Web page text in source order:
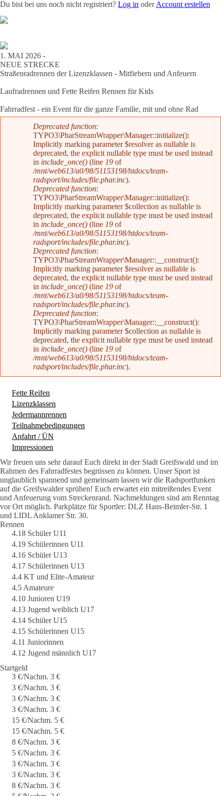
Du bist bei uns noch nicht registriert? Log in oderAccount erstellen
1. MAI 2026 -
NEUE STRECKE
Straßenradrennen der Lizenzklassen - Mitfiebern und Anfeuern
Laufradrennen und Fette Reifen Rennen für Kids
Fahrradfest - ein Event für die ganze Familie, mit und ohne Rad
Fehlermeldung
Deprecated function:
TYPO3\PharStreamWrapper\Manager::initialize():
Implicitly marking parameter $resolver as nullable is
deprecated, the explicit nullable type must be used instead
in include_once() (line 19 of
/mnt/web613/a0/98/51153198/htdocs/team-
radsport/includes/file.phar.inc).
Deprecated function:
TYPO3\PharStreamWrapper\Manager::initialize():
Implicitly marking parameter $collection as nullable is
deprecated, the explicit nullable type must be used instead
in include_once() (line 19 of
/mnt/web613/a0/98/51153198/htdocs/team-
radsport/includes/file.phar.inc).
Deprecated function:
TYPO3\PharStreamWrapper\Manager::__construct():
Implicitly marking parameter $resolver as nullable is
deprecated, the explicit nullable type must be used instead
in include_once() (line 19 of
/mnt/web613/a0/98/51153198/htdocs/team-
radsport/includes/file.phar.inc).
Deprecated function:
TYPO3\PharStreamWrapper\Manager::__construct():
Implicitly marking parameter $collection as nullable is
deprecated, the explicit nullable type must be used instead
in include_once() (line 19 of
/mnt/web613/a0/98/51153198/htdocs/team-
radsport/includes/file.phar.inc).
Fette Reifen
Lizenzklassen
Jedermannrennen
Teilnahmebedingungen
Anfahrt / ÜN
Impressionen
Wir freuen uns sehr darauf Euch direkt in der Stadt Greifswald und im
Rahmen des Fahrradfestes begrüssen zu können. Unser Sport ist
unglaublich spannend und gemeinsam lassen wir die Radsportfunken
auf die Greifswalder sprühen! Euch erwartet ein mitreißendes Event
und Anfeuerung vom Streckenrand. Nachmeldungen sind am Renntag
vor Ort möglich. Parkplätze für Sportler: DLZ Hans-Beimler-Str. 1
und LIDL Anklamer Str. 30.
Rennen
4.18 Schüler U11
4.19 Schülerinnen U11
4.16 Schüler U13
4.17 Schülerinnen U13
4.4 KT und Elite-Amateur
4.5 Amateure
4.10 Junioren U19
4.13 Jugend weiblich U17
4.14 Schüler U15
4.15 Schülerinnen U15
4.11 Juniorinnen
4.12 Jugend männlich U17
Startgeld
3 €/Nachm. 3 €
3 €/Nachm. 3 €
3 €/Nachm. 3 €
3 €/Nachm. 3 €
15 €/Nachm. 5 €
15 €/Nachm. 5 €
8 €/Nachm. 3 €
5 €/Nachm. 3 €
3 €/Nachm. 3 €
3 €/Nachm. 3 €
8 €/Nachm. 3 €